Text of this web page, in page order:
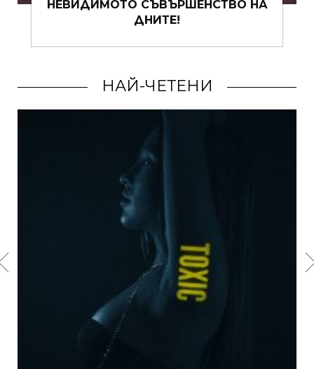
9 ФЪН ШУЙ ЗА СЪВЕТА ЗА
ПРИВЛИЧАНЕ НА ПАРИ
НАЙ-ЧЕТЕНИ